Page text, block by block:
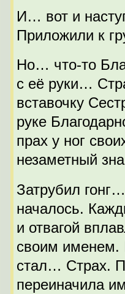
И… вот и
Приложили к
Но… что-то
с её руки…
вставочку
руке
прах у ног
незаметный
Затрубил
началось.
и отвагой
своим именем.
стал… Страх.
переиначила